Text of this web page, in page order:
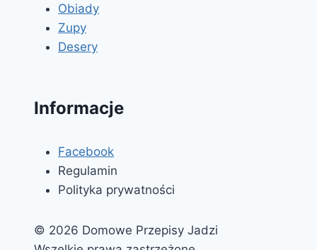
Obiady
Zupy
Desery
Informacje
Facebook
Regulamin
Polityka prywatności
© 2026 Domowe Przepisy Jadzi